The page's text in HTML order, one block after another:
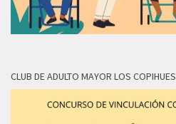
CLUB DE ADULTO MAYOR LOS COPIHUES